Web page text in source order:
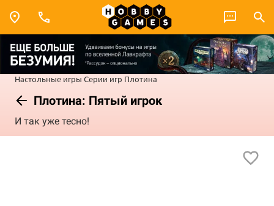
Настольные игры Серии игр Плотина
Плотина: Пятый игрок
И так уже тесно!